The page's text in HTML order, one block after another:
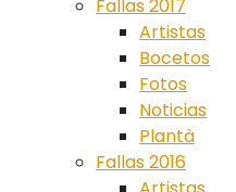
Fallas 2017
Artistas
Bocetos
Fotos
Noticias
Plantà
Fallas 2016